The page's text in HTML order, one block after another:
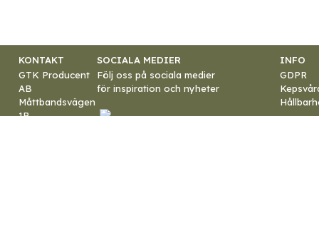
KONTAKT SOCIALA MEDIER
INFO
GTK Producent
AB
Måttbandsvägen
1B
Följ oss på sociala medier
för inspiration och nyheter
GDPR